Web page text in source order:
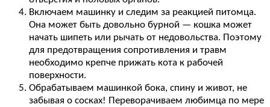
Включаем машинку и следим за реакцией питомца.
Она может быть довольно бурной — кошка может
начать шипеть или рычать от недовольства. Поэтому
для предотвращения сопротивления и травм
необходимо крепче прижать кота к рабочей
поверхности.
Обрабатываем машинкой бока, спину и живот, не
забывая о сосках! Переворачиваем любимца по мере